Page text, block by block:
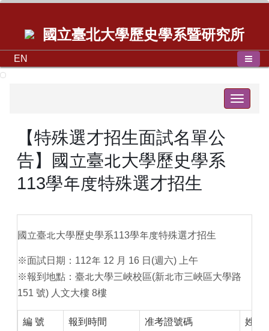
國立臺北大學歷史學系暨研究所
EN
Toggle
【特殊選才招生面試名單公
告】國立臺北大學歷史學系
113學年度特殊選才招生
國立臺北大學歷史學系113學年度特殊選才招生
※面試日期：112年 12 月 16 日(週六) 上午
※報到地點：臺北大學三峽校區(新北市三峽區大學路
151 號) 人文大樓 8樓
編 號 報到時間 准考證號碼 姓